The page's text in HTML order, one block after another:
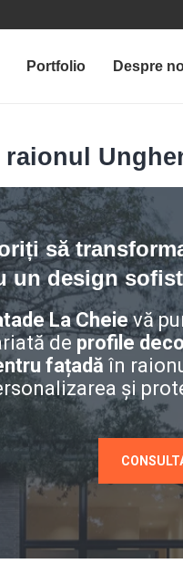
Portfolio Despre
să
un design
La Cheievă
de profile
fațadă în
și